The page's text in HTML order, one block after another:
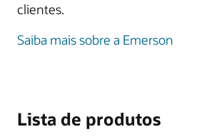
clientes.
Saiba mais sobre a Emerson
Lista de produtos